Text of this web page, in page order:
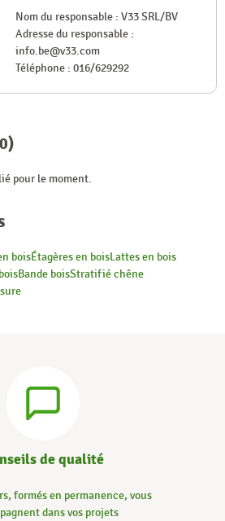
Nom du responsable : V33 SRL/BV
Adresse du responsable :
info.be@v33.com
Téléphone : 016/629292
pour le moment.
boisÉtagères en boisLattes en bois
Bande boisStratifié chêne
de qualité
formés en permanence, vous
dans vos projets